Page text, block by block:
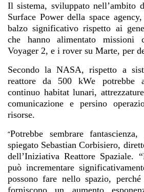
Il sistema, sviluppato nell’ambito
Surface Power della space
balzo significativo rispetto ai
che hanno alimentato missioni
Voyager 2, e i rover su Marte, per
Secondo la NASA, rispetto a
reattore da 500 kWe potrebbe
continuo habitat lunari,
comunicazione e persino
risorse.
“Potrebbe sembrare
spiegato Sebastian Corbisiero,
dell’Iniziativa Reattore Spaziale.
può incrementare
possono fare nello spazio,